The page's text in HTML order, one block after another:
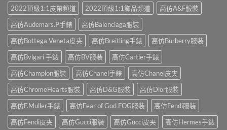
2022頂級1:1皮帶頻道
2022頂級1:1飾品頻道
高仿A&F服裝
高仿Audemars.P手錶
高仿Balenciaga服裝
高仿Bottega Veneta皮夹
高仿Breitling手錶
高仿Burberry服裝
高仿Bvlgari 手錶
高仿BV服裝
高仿Cartier手錶
高仿Champion服裝
高仿Chanel手錶
高仿Chanel皮夹
高仿ChromeHearts服裝
高仿D&G服裝
高仿Dior服裝
高仿F.Muller手錶
高仿Fear of God FOG服裝
高仿Fendi服裝
高仿Fendi皮夹
高仿Gucci服裝 高仿Gucci皮夹
高仿Hermes手錶